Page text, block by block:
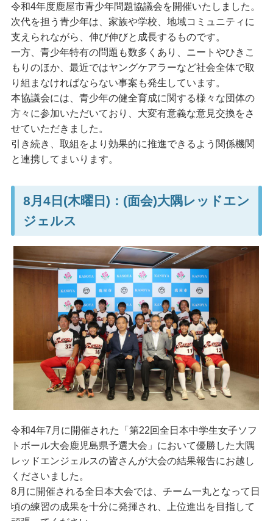
令和4年度鹿屋市青少年問題協議会を開催いたしました。
次代を担う青少年は、家族や学校、地域コミュニティに
支えられながら、伸び伸びと成長するものです。
一方、青少年特有の問題も数多くあり、ニートやひきこ
もりのほか、最近ではヤングケアラーなど社会全体で取
り組まなければならない事案も発生しています。
本協議会には、青少年の健全育成に関する様々な団体の
方々に参加いただいており、大変有意義な意見交換をさ
せていただきました。
引き続き、取組をより効果的に推進できるよう関係機関
と連携してまいります。
8月4日(木曜日)：(面会)大隅レッドエン
ジェルス
令和4年7月に開催された「第22回全日本中学生女子ソフ
トボール大会鹿児島県予選大会」において優勝した大隅
レッドエンジェルスの皆さんが大会の結果報告にお越し
くださいました。
8月に開催される全日本大会では、チーム一丸となって日
頃の練習の成果を十分に発揮され、上位進出を目指して